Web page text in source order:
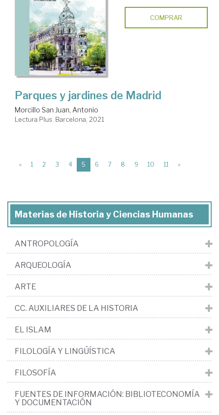
COMPRAR
Parques y jardines de Madrid
Morcillo San Juan, Antonio
Lectura Plus. Barcelona, 2021
« 1 2 3 4 5 (current)
6 7 8 9 10 11 »
Materias de Historia y Ciencias Humanas
ANTROPOLOGÍA
ARQUEOLOGÍA
ARTE
CC. AUXILIARES DE LA HISTORIA
EL ISLAM
FILOLOGÍA Y LINGÜÍSTICA
FILOSOFÍA
FUENTES DE INFORMACIÓN: BIBLIOTECONOMÍA
Y DOCUMENTACIÓN